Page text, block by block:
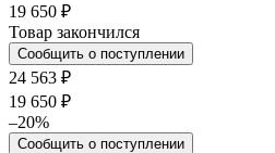
19 650 ₽
Товар закончился
Сообщить о поступлении
24 563 ₽
19 650 ₽
–20%
Сообщить о поступлении